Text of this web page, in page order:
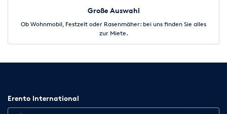
Große Auswahl
Ob Wohnmobil, Festzelt oder Rasenmäher: bei uns finden Sie alles
zur Miete.
Erento International